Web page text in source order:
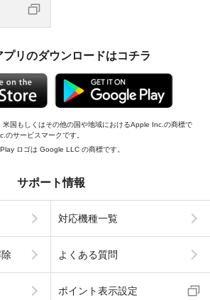
リのダウンロードはコチラ
国もしくはその他の国や地域におけるApple Inc.の商標で
サービスマークです。
ロゴは Google LLC の商標です。
サポート情報
対応機種一覧
よくある質問
ポイント表示設定